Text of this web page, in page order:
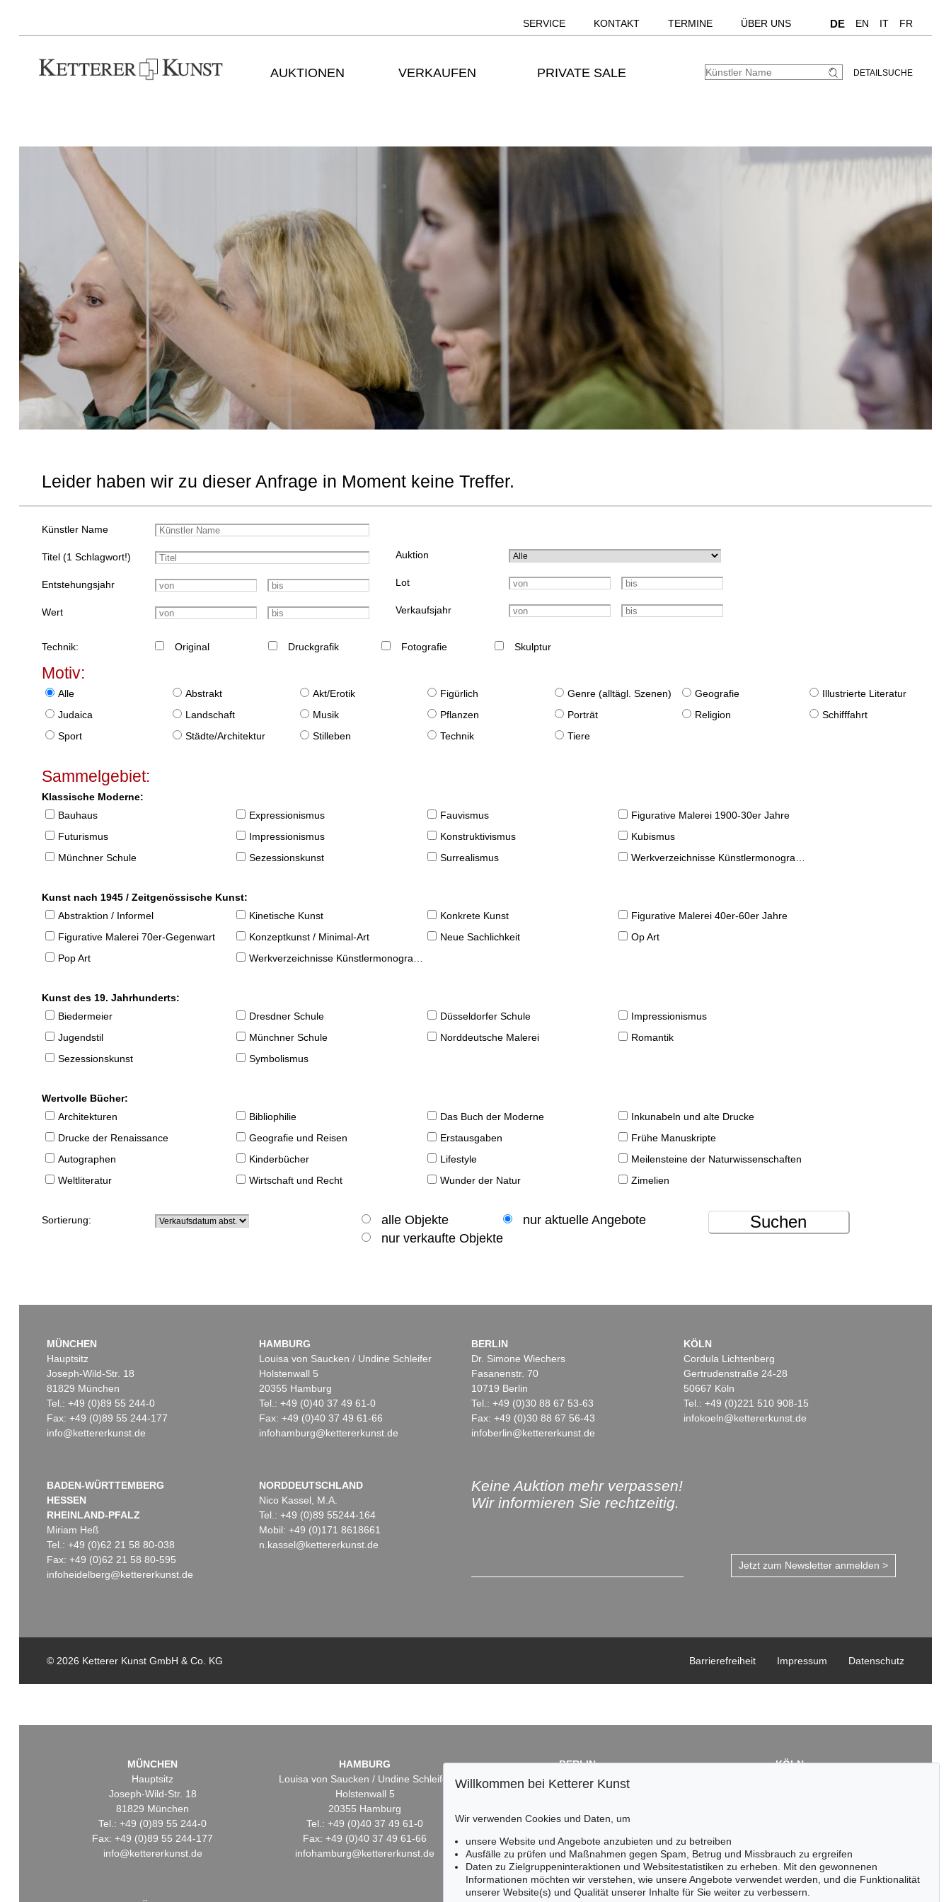
SERVICE KONTAKT TERMINE ÜBER UNS DE EN IT FR
AUKTIONEN VERKAUFEN PRIVATE SALE DETAILSUCHE
Leider haben wir zu dieser Anfrage in Moment keine Treffer.
Künstler Name
Titel (1 Schlagwort!)
Entstehungsjahr
Wert
Auktion
Lot
Verkaufsjahr
Technik: Original Druckgrafik Fotografie Skulptur
Motiv:
Alle Abstrakt Akt/Erotik Figürlich Genre (alltägl. Szenen) Geografie
Illustrierte Literatur
Judaica
Landschaft Musik Pflanzen Porträt Religion
Schifffahrt
Sport
Städte/Architektur Stilleben Technik Tiere
Sammelgebiet:
Klassische Moderne:
Bauhaus
Expressionismus Fauvismus
Figurative Malerei 1900-30er Jahre
Futurismus
Impressionismus Konstruktivismus
Kubismus
Münchner Schule
Sezessionskunst Surrealismus Werkverzeichnisse Künstlermonographien
Kunst nach 1945 / Zeitgenössische Kunst:
Abstraktion / Informel
Kinetische Kunst Konkrete Kunst
Figurative Malerei 40er-60er Jahre
Figurative Malerei 70er-Gegenwart
Konzeptkunst / Minimal-Art Neue Sachlichkeit
Op Art
Pop Art
Werkverzeichnisse Künstlermonographien
Kunst des 19. Jahrhunderts:
Biedermeier
Dresdner Schule Düsseldorfer Schule
Impressionismus
Jugendstil
Münchner Schule Norddeutsche Malerei
Romantik
Sezessionskunst
Symbolismus
Wertvolle Bücher:
Architekturen
Bibliophilie Das Buch der Moderne
Inkunabeln und alte Drucke
Drucke der Renaissance
Geografie und Reisen Erstausgaben
Frühe Manuskripte
Autographen
Kinderbücher Lifestyle
Meilensteine der Naturwissenschaften
Weltliteratur
Wirtschaft und Recht Wunder der Natur Zimelien
Sortierung: alle Objekte
nur aktuelle Angebote
nur verkaufte Objekte
Suchen
MÜNCHEN
Hauptsitz
Joseph-Wild-Str. 18
81829 München
Tel.: +49 (0)89 55 244-0
Fax: +49 (0)89 55 244-177
info@kettererkunst.de
HAMBURG
Louisa von Saucken / Undine Schleifer
Holstenwall 5
20355 Hamburg
Tel.: +49 (0)40 37 49 61-0
Fax: +49 (0)40 37 49 61-66
infohamburg@kettererkunst.de
BERLIN
Dr. Simone Wiechers
Fasanenstr. 70
10719 Berlin
Tel.: +49 (0)30 88 67 53-63
Fax: +49 (0)30 88 67 56-43
infoberlin@kettererkunst.de
KÖLN
Cordula Lichtenberg
Gertrudenstraße 24-28
50667 Köln
Tel.: +49 (0)221 510 908-15
infokoeln@kettererkunst.de
BADEN-WÜRTTEMBERG
HESSEN
RHEINLAND-PFALZ
Miriam Heß
Tel.: +49 (0)62 21 58 80-038
Fax: +49 (0)62 21 58 80-595
infoheidelberg@kettererkunst.de
NORDDEUTSCHLAND
Nico Kassel, M.A.
Tel.: +49 (0)89 55244-164
Mobil: +49 (0)171 8618661
n.kassel@kettererkunst.de
Keine Auktion mehr verpassen!
Wir informieren Sie rechtzeitig.
Jetzt zum Newsletter anmelden >
© 2026 Ketterer Kunst GmbH & Co. KG Datenschutz
Impressum
Barrierefreiheit
MÜNCHEN
Hauptsitz
Joseph-Wild-Str. 18
81829 München
Tel.: +49 (0)89 55 244-0
Fax: +49 (0)89 55 244-177
info@kettererkunst.de
HAMBURG
Louisa von Saucken / Undine Schleifer
Holstenwall 5
20355 Hamburg
Tel.: +49 (0)40 37 49 61-0
Fax: +49 (0)40 37 49 61-66
infohamburg@kettererkunst.de
BERLIN
Dr. Simone Wiechers
Tel.: +49 (0)30 88 67 53-63
Fax: +49 (0)30 88 67 56-43
infoberlin@kettererkunst.de
KÖLN
infokoeln@kettererkunst.de
Willkommen bei Ketterer Kunst
Wir verwenden Cookies und Daten, um
unsere Website und Angebote anzubieten und zu betreiben
Ausfälle zu prüfen und Maßnahmen gegen Spam, Betrug und Missbrauch zu ergreifen
Daten zu Zielgruppeninteraktionen und Websitestatistiken zu erheben. Mit den gewonnenen
Informationen möchten wir verstehen, wie unsere Angebote verwendet werden, und die Funktionalität
unserer Website(s) und Qualität unserer Inhalte für Sie weiter zu verbessern.